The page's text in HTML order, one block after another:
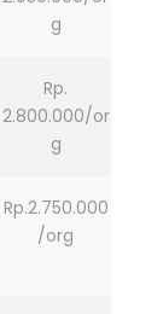
g
Rp.
2.800.000/or
g
Rp.2.750.000
/org